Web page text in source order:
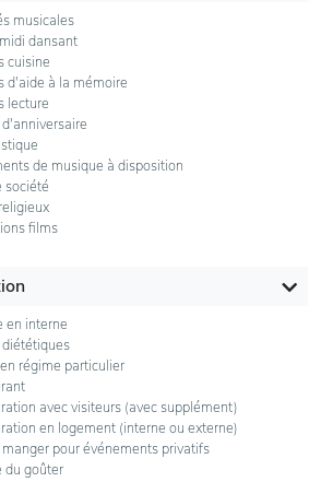
musicales
dansant
cuisine
d'aide à la mémoire
lecture
de musique à disposition
société
films
en interne
régime particulier
avec visiteurs (avec supplément)
en logement (interne ou externe)
pour événements privatifs
du goûter